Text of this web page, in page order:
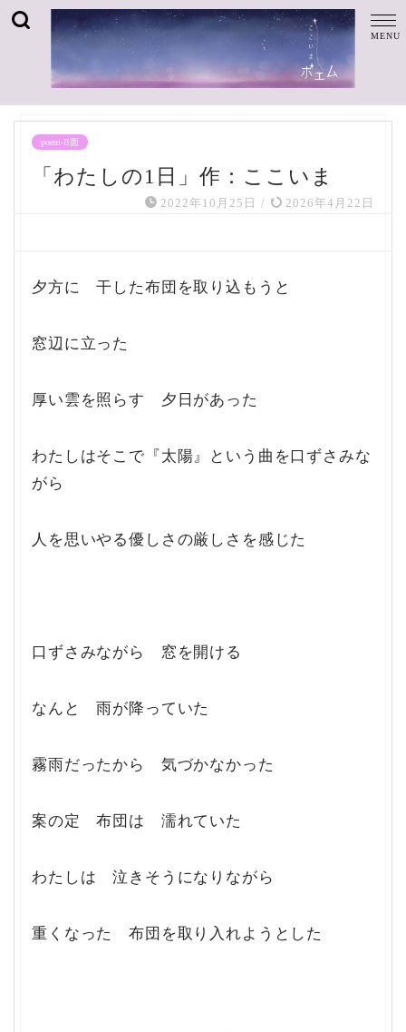
poem-B面
「わたしの1日」作：ここいま
2022年10月25日 / 2026年4月22日
夕方に 干した布団を取り込もうと
窓辺に立った
厚い雲を照らす 夕日があった
わたしはそこで『太陽』という曲を口ずさみな
がら
人を思いやる優しさの厳しさを感じた
口ずさみながら 窓を開ける
なんと 雨が降っていた
霧雨だったから 気づかなかった
案の定 布団は 濡れていた
わたしは 泣きそうになりながら
重くなった 布団を取り入れようとした